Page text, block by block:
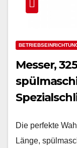
Messer,
Die perfekte
Länge,